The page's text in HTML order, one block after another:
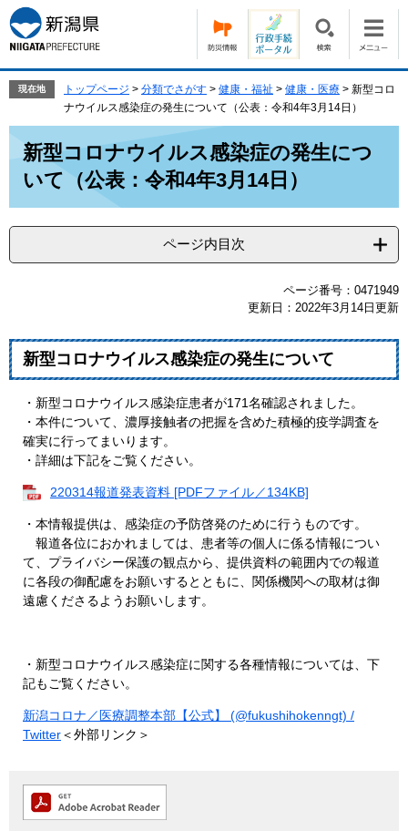
ー
ジ
の
で
す。
ニ
ュ
ー
ば
現在地 トップページ > 分類でさがす > 健康・福祉 > 健康・医療 > 新型コロ
ナウイルス感染症の発生について（公表：令和4年3月14日）
新型コロナウイルス感染症の発生につ
いて（公表：令和4年3月14日）
ページ内目次
ページ番号：0471949
更新日：2022年3月14日更新
新型コロナウイルス感染症の発生について
・新型コロナウイルス感染症患者が171名確認されました。
・本件について、濃厚接触者の把握を含めた積極的疫学調査を
確実に行ってまいります。
・詳細は下記をご覧ください。
220314報道発表資料 [PDFファイル／134KB]
・本情報提供は、感染症の予防啓発のために行うものです。
報道各位におかれましては、患者等の個人に係る情報につい
て、プライバシー保護の観点から、提供資料の範囲内での報道
に各段の御配慮をお願いするとともに、関係機関への取材は御
遠慮くださるようお願いします。
・新型コロナウイルス感染症に関する各種情報については、下
記もご覧ください。
新潟コロナ／医療調整本部【公式】 (@fukushihokenngt) /
Twitter＜外部リンク＞